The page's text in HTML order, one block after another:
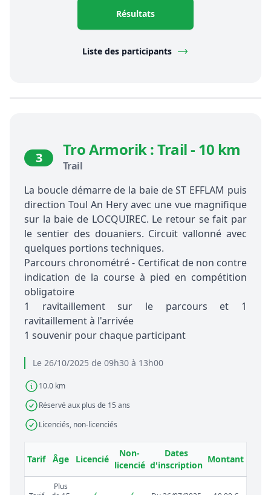
Résultats
Liste des participants
Le 26/10/2025 de 09h30 à 13h00
10.0 km
Réservé aux plus de 15 ans
Licenciés, non-licenciés
3 Tro Armorik : Trail - 10 km
Trail
La boucle démarre de la baie de ST EFFLAM puis
direction Toul An Hery avec une vue magnifique
sur la baie de LOCQUIREC. Le retour se fait par
le sentier des douaniers. Circuit vallonné avec
quelques portions techniques.
Parcours chronométré - Certificat de non contre
indication de la course à pied en compétition
obligatoire
1 ravitaillement sur le parcours et 1
ravitaillement à l'arrivée
1 souvenir pour chaque participant
Tarif Âge Licencié
Non-
licencié
Dates
d'inscription
Montant
Plus